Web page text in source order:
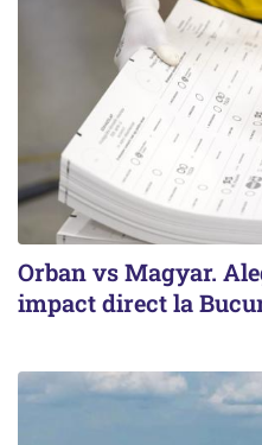
Orban vs Magyar.
impact direct la